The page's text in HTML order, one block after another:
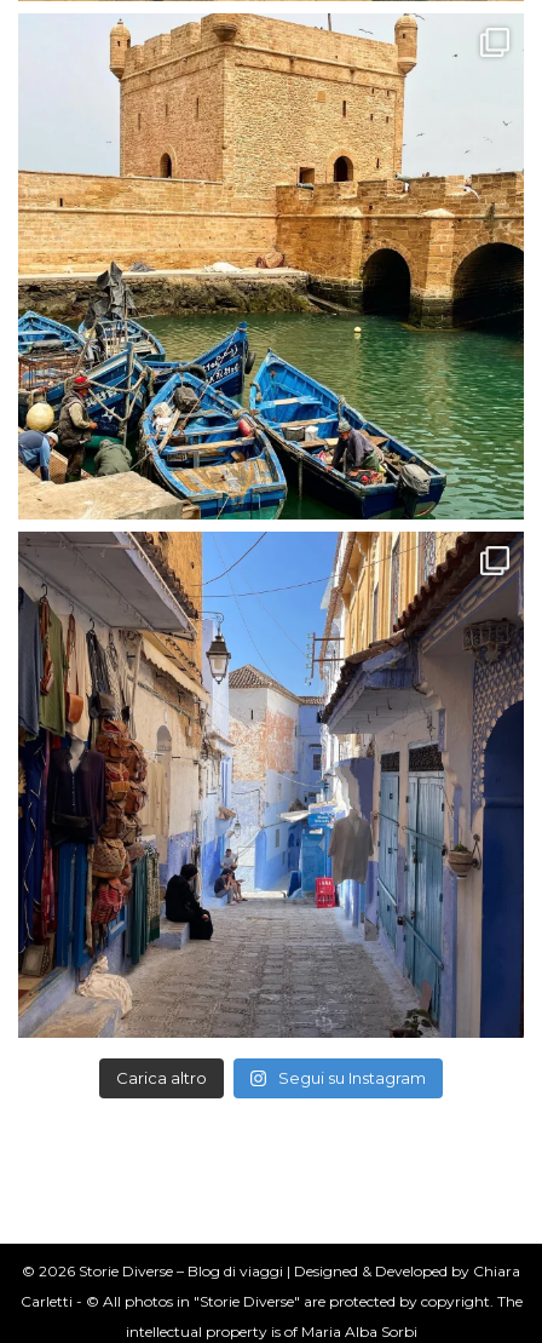
Carica altro Segui su Instagram
© 2026 Storie Diverse – Blog di viaggi | Designed & Developed by Chiara
Carletti - © All photos in "Storie Diverse" are protected by copyright. The
intellectual property is of Maria Alba Sorbi